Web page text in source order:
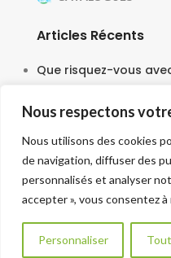
Nous respectons
Nous utilisons des cookies
de navigation, diffuser des
personnalisés et analyser
accepter », vous consentez
Personnaliser
Articles Récents
Que risquez-vous
Le moteur escargot
3 juin 2025
Faut-il une tourelle
30 mai 2025